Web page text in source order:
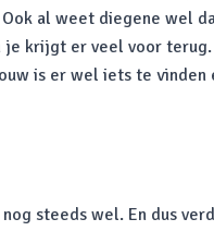
al weet diegene wel
krijgt er veel voor
is er wel iets te
steeds wel. En dus